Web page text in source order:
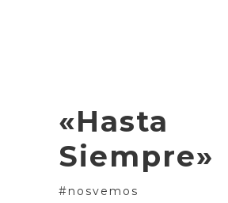
«Hasta
Siempre»
#nosvemos